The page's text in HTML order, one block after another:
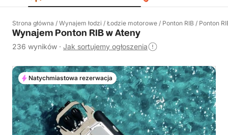
Strona główna / Wynajem łodzi / Łodzie motorowe / Ponton RIB / Ponton
Wynajem Ponton RIB w Ateny
236 wyników · Jak sortujemy ogłoszenia
Natychmiastowa rezerwacja